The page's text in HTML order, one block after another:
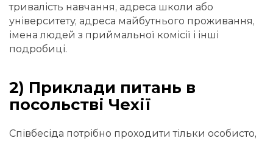
тривалість навчання, адреса школи або
університету, адреса майбутнього проживання,
імена людей з приймальної комісії і інші
подробиці.
2) Приклади питань в
посольстві Чехії
Співбесіда потрібно проходити тільки особисто,